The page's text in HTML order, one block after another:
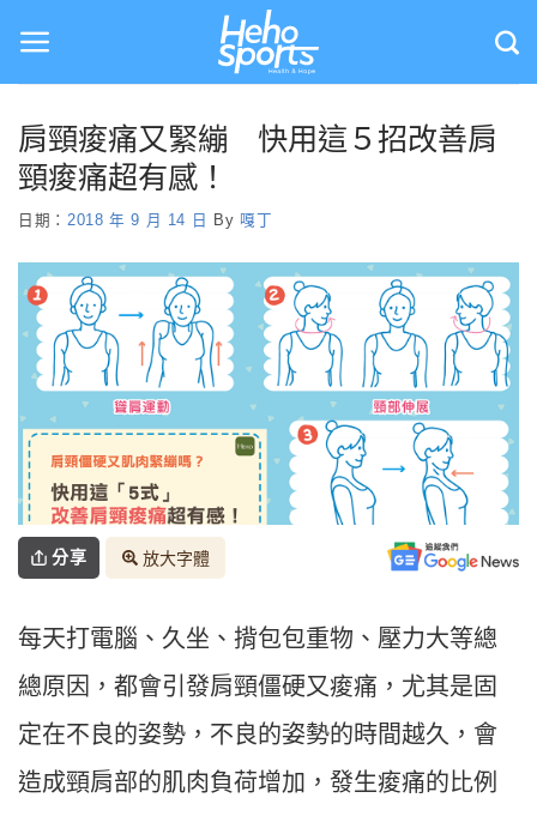
content
肩頸痠痛又緊繃 快用這５招改善肩
頸痠痛超有感！
日期： 2018 年 9 月 14 日 By 嘎丁
分享 放大字體
每天打電腦、久坐、揹包包重物、壓力大等總
總原因，都會引發肩頸僵硬又痠痛，尤其是固
定在不良的姿勢，不良的姿勢的時間越久，會
造成頸肩部的肌肉負荷增加，發生痠痛的比例